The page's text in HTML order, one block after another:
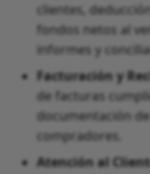
clientes,
fondos netos al
informes y
Facturación y
de facturas
documentación
compradores.
Atención al